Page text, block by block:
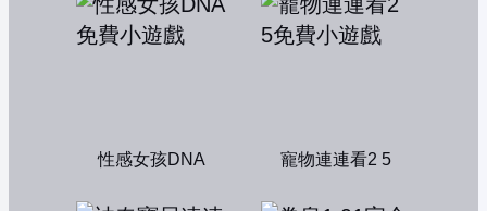
性感女孩DNA 寵物連連看2 5